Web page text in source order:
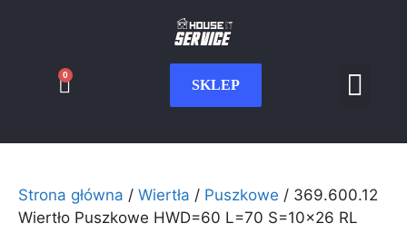
SKLEP
0
Strona główna / Wiertła / Puszkowe / 369.600.12
Wiertło Puszkowe HWD=60 L=70 S=10×26 RL